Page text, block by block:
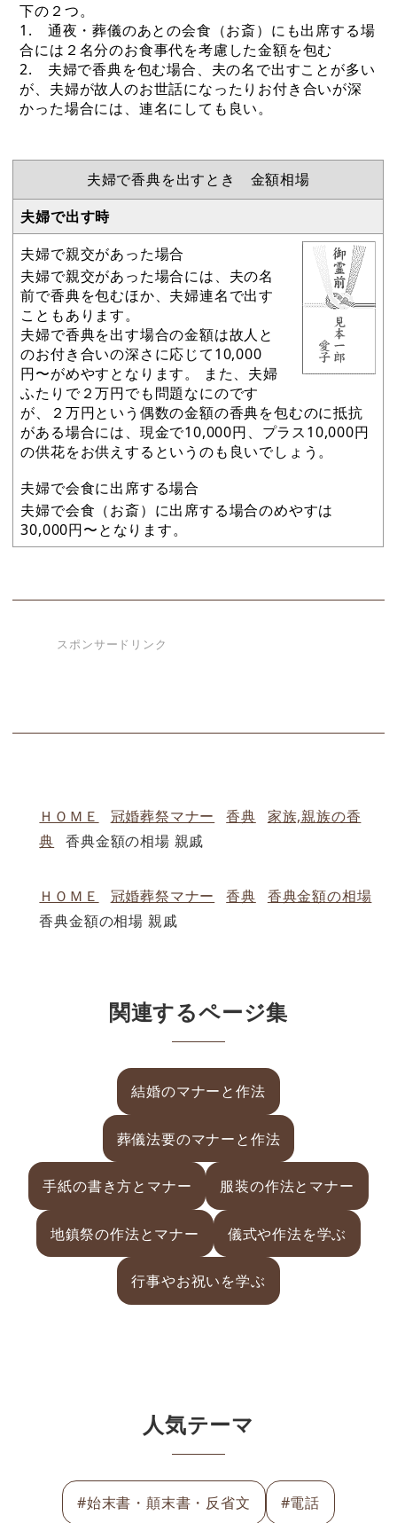
下の２つ。
1. 通夜・葬儀のあとの会食（お斎）にも出席する場
合には２名分のお食事代を考慮した金額を包む
2. 夫婦で香典を包む場合、夫の名で出すことが多い
が、夫婦が故人のお世話になったりお付き合いが深
かった場合には、連名にしても良い。
夫婦で香典を出すとき 金額相場
夫婦で出す時
夫婦で親交があった場合
夫婦で親交があった場合には、夫の名
前で香典を包むほか、夫婦連名で出す
こともあります。
夫婦で香典を出す場合の金額は故人と
のお付き合いの深さに応じて10,000
円〜がめやすとなります。 また、夫婦
ふたりで２万円でも問題なにのです
が、２万円という偶数の金額の香典を包むのに抵抗
がある場合には、現金で10,000円、プラス10,000円
の供花をお供えするというのも良いでしょう。
夫婦で会食に出席する場合
夫婦で会食（お斎）に出席する場合のめやすは
30,000円〜となります。
スポンサードリンク
ＨＯＭＥ 冠婚葬祭マナー 香典
家族,親族の香
典
香典金額の相場 親戚
ＨＯＭＥ 冠婚葬祭マナー 香典
香典金額の相場
香典金額の相場 親戚
関連するページ集
結婚のマナーと作法
葬儀法要のマナーと作法
手紙の書き方とマナー 服装の作法とマナー
地鎮祭の作法とマナー 儀式や作法を学ぶ
行事やお祝いを学ぶ
人気テーマ
#始末書・顛末書・反省文 #電話